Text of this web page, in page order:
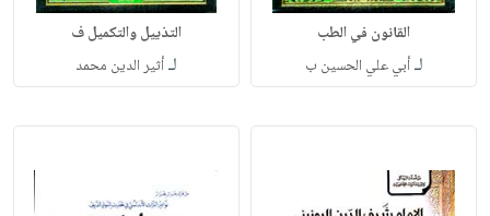
القانون في الطب
لـأبي علي الحسين ب
التذييل والتكميل ف
لـأثير الدين محمد